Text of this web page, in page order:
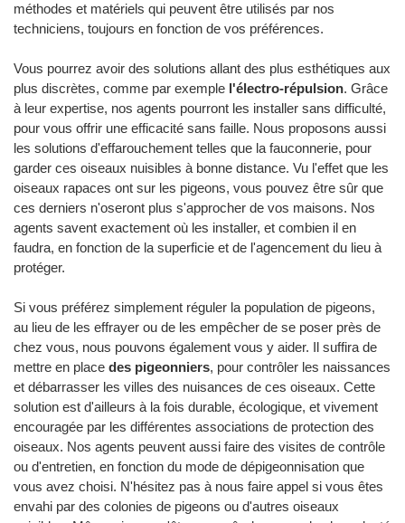
méthodes et matériels qui peuvent être utilisés par nos
techniciens, toujours en fonction de vos préférences.
Vous pourrez avoir des solutions allant des plus esthétiques aux
plus discrètes, comme par exemple l'électro-répulsion. Grâce
à leur expertise, nos agents pourront les installer sans difficulté,
pour vous offrir une efficacité sans faille. Nous proposons aussi
les solutions d'effarouchement telles que la fauconnerie, pour
garder ces oiseaux nuisibles à bonne distance. Vu l'effet que les
oiseaux rapaces ont sur les pigeons, vous pouvez être sûr que
ces derniers n'oseront plus s'approcher de vos maisons. Nos
agents savent exactement où les installer, et combien il en
faudra, en fonction de la superficie et de l'agencement du lieu à
protéger.
Si vous préférez simplement réguler la population de pigeons,
au lieu de les effrayer ou de les empêcher de se poser près de
chez vous, nous pouvons également vous y aider. Il suffira de
mettre en place des pigeonniers, pour contrôler les naissances
et débarrasser les villes des nuisances de ces oiseaux. Cette
solution est d'ailleurs à la fois durable, écologique, et vivement
encouragée par les différentes associations de protection des
oiseaux. Nos agents peuvent aussi faire des visites de contrôle
ou d'entretien, en fonction du mode de dépigeonnisation que
vous avez choisi. N'hésitez pas à nous faire appel si vous êtes
envahi par des colonies de pigeons ou d'autres oiseaux